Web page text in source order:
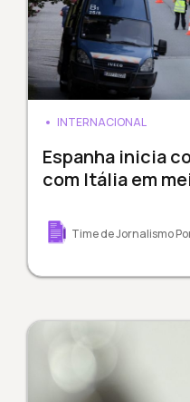
INTERNACIONAL
Espanha inicia
com Itália em
Time de Jornalismo